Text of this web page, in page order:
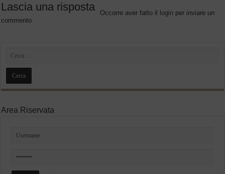
Lascia una risposta Occorre aver fatto il login per inviare un
commento
Area Riservata